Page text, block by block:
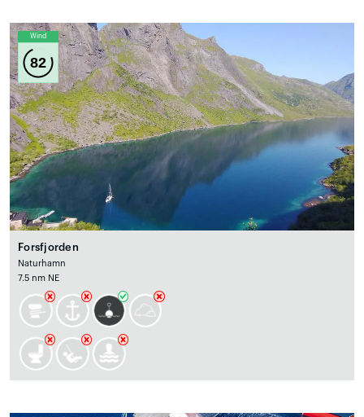
Wind
82
Forsfjorden
Naturhamn
7.5 nm NE